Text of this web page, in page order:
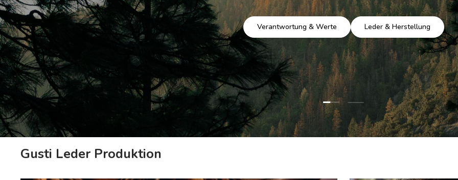
Verantwortung & Werte Leder & Herstellung
Folie laden 1 von 2
Folie laden 2 von 2
Gusti Leder Produktion